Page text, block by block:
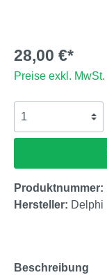
28,00 €*
Preise exkl. MwSt.
Produktnummer:
Hersteller: Delphi
Beschreibung